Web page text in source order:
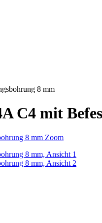
8 mm
C4 mit
Zoom